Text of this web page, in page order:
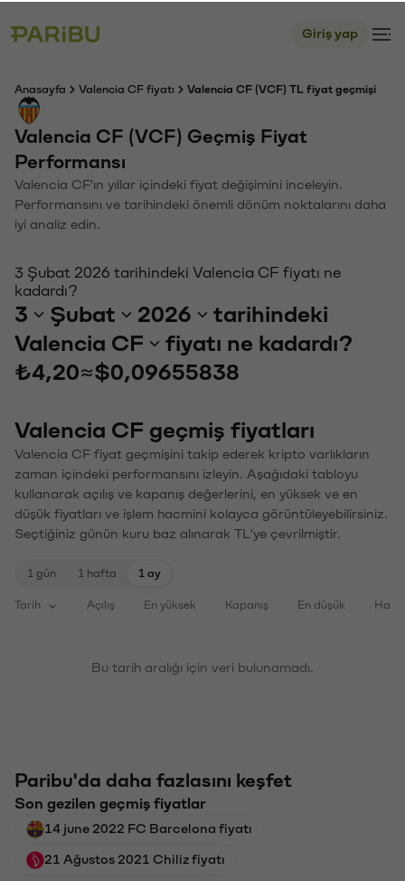
Giriş yap
Anasayfa Valencia CF fiyatı Valencia CF (VCF) TL fiyat geçmişi
Valencia CF (VCF) Geçmiş Fiyat
Performansı
Valencia CF'ın yıllar içindeki fiyat değişimini inceleyin.
Performansını ve tarihindeki önemli dönüm noktalarını daha
iyi analiz edin.
3 Şubat 2026 tarihindeki Valencia CF fiyatı ne
kadardı?
3 Şubat 2026
tarihindeki
Valencia CF
fiyatı ne kadardı?
₺4,20≈$0,09655838
Valencia CF geçmiş fiyatları
Valencia CF fiyat geçmişini takip ederek kripto varlıkların
zaman içindeki performansını izleyin. Aşağıdaki tabloyu
kullanarak açılış ve kapanış değerlerini, en yüksek ve en
düşük fiyatları ve işlem hacmini kolayca görüntüleyebilirsiniz.
Seçtiğiniz günün kuru baz alınarak TL'ye çevrilmiştir.
1 gün 1 hafta 1 ay
Tarih Açılış En yüksek Kapanış En düşük
Bu tarih aralığı için veri bulunamadı.
Paribu'da daha fazlasını keşfet
Son gezilen geçmiş fiyatlar
14 june 2022 FC Barcelona fiyatı
21 Ağustos 2021 Chiliz fiyatı